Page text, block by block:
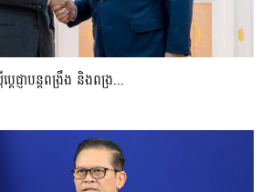
ដេជ្ញាបន្តពង្រឹង និងពង្រ...